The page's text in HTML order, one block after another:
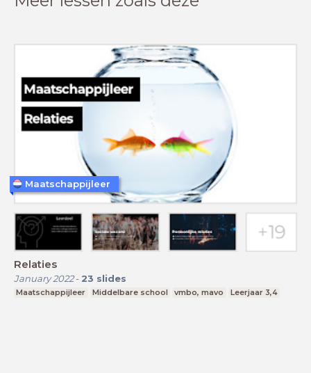
Relaties
January 2022- 23 slides
Maatschappijleer Middelbare school vmbo, mavo Leerjaar 3,4
Maatschappijleer